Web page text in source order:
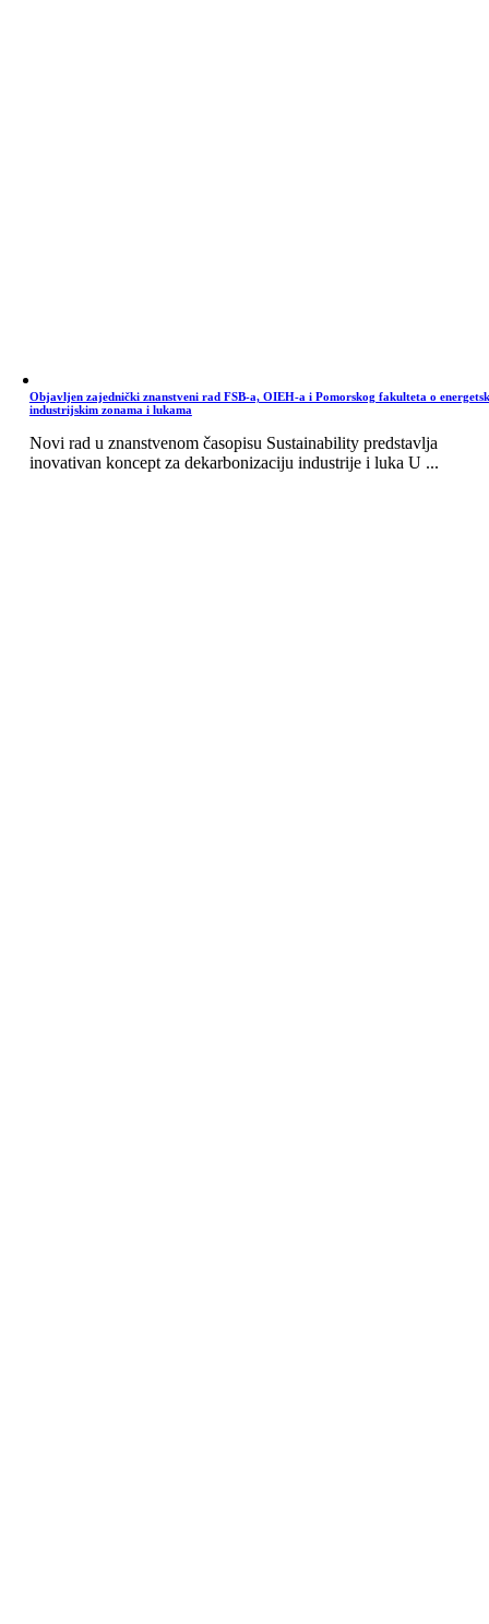
Objavljen zajednički znanstveni rad FSB-a, OIEH-a i Pomorskog fakulteta o
industrijskim zonama i lukama
Novi rad u znanstvenom časopisu Sustainability predstavlja
inovativan koncept za dekarbonizaciju industrije i luka U ...